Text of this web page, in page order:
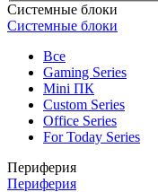
Системные блоки
Системные блоки
Все
Gaming Series
Mini ПК
Custom Series
Office Series
For Today Series
Периферия
Периферия